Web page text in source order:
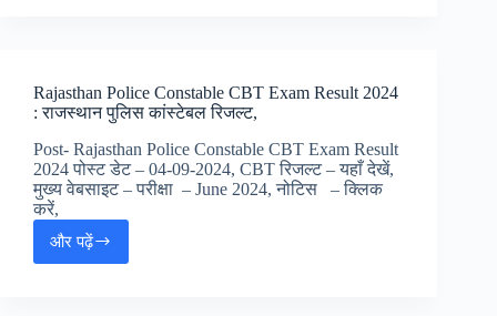
Card
2024
:
राजस्थान
पुलिस
कांस्टेबल
प्रोफेसिएंसी
टेस्ट
प्रवेश
Rajasthan Police Constable CBT Exam Result 2024
: राजस्थान पुलिस कांस्टेबल रिजल्ट,
Post- Rajasthan Police Constable CBT Exam Result
2024 पोस्ट डेट – 04-09-2024, CBT रिजल्ट – यहाँ देखें,
मुख्य वेबसाइट – परीक्षा – June 2024, नोटिस – क्लिक
करें,
और पढ़ेंRajasthan